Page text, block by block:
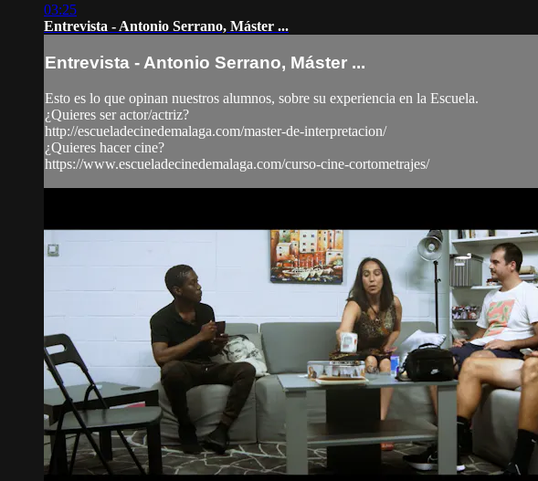
03:25
Entrevista - Antonio Serrano, Máster ...
Entrevista - Antonio Serrano, Máster ...
Esto es lo que opinan nuestros alumnos, sobre su experiencia en la Escuela.
¿Quieres ser actor/actriz?
http://escueladecinedemalaga.com/master-de-interpretacion/
¿Quieres hacer cine?
https://www.escueladecinedemalaga.com/curso-cine-cortometrajes/